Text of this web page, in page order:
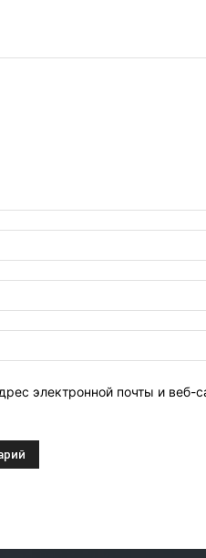
электронной почты и веб-